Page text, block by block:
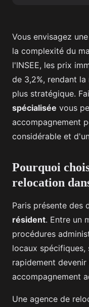
Vous envisagez
la complexité du
l'INSEE, les prix
de 3,2%, rendant
plus stratégique.
spécialisée vous
accompagnement
considérable et
Pourquoi
relocation
Paris présente des
résident. Entre un
procédures
locaux
rapidement
accompagnement
Une agence de